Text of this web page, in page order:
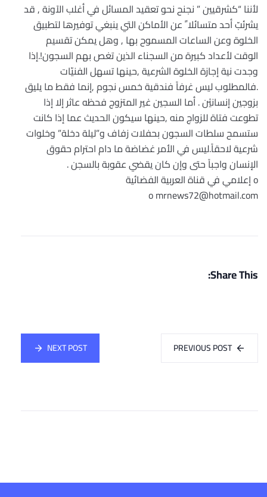
لأننا “كشرقيين ” نجنح نحو تعقيد المسائل في أغلب الآونة , قد
يشرئبّ أحد متسائلا ً عن الأماكن التي ينبغي توفيرها لتطبيق
الخلوة وعن الساعات المسموح بها , وهل يمكن تقسيم
الوقت لأعداد كبيرة من السجناء الذين تغص بهم السجون!.إذا
وجدت نية إجازة الخلوة الشرعية ,حينها تسهل الفنيّات
.فالمطلوب ليس غرفاً فندقية خمس نجوم ,إنما فقط ما يليق
بزوجين إنسانيْن . أما السجين غير المتزوج فحظه عاثر إلا إذا
تطوعت فتاة للزواج منه ,حينها سيكون الحديث عما إذا كانت
ستسمح سلطات السجون بحفلات زفاف و”ليلة دخلة” وخلوات
شرعية لاحقاً.ليس في الأمر غضاضة ما دام احترام حقوق
الإنسان واجباً حتى وإن كان يقضي عقوبة بالسجن .
o إعلامي في قناة العربية الفضائية
o mrnews72@hotmail.com
Share This:
PREVIOUS POST
NEXT POST